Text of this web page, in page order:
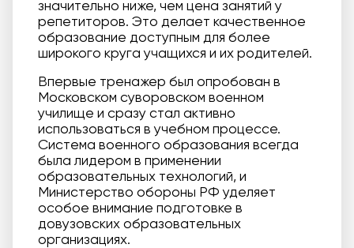
значительно ниже, чем цена занятий у
репетиторов. Это делает качественное
образование доступным для более
широкого круга учащихся и их родителей.
Впервые тренажер был опробован в
Московском суворовском военном
училище и сразу стал активно
использоваться в учебном процессе.
Система военного образования всегда
была лидером в применении
образовательных технологий, и
Министерство обороны РФ уделяет
особое внимание подготовке в
довузовских образовательных
организациях.